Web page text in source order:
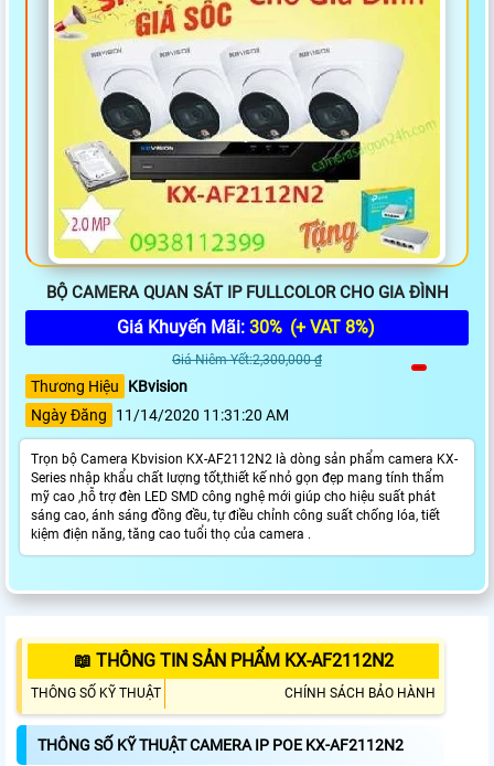
BỘ CAMERA QUAN SÁT IP FULLCOLOR CHO GIA ĐÌNH
Giá Khuyến Mãi: 30% (+ VAT 8%)
Giá Niêm Yết:2,300,000 ₫
Thương Hiệu
KBvision
Ngày Đăng
11/14/2020 11:31:20 AM
Trọn bộ Camera Kbvision KX-AF2112N2 là dòng sản phẩm camera KX-
Series nhập khẩu chất lượng tốt,thiết kế nhỏ gọn đẹp mang tính thẩm
mỹ cao ,hỗ trợ đèn LED SMD công nghệ mới giúp cho hiệu suất phát
sáng cao, ánh sáng đồng đều, tự điều chỉnh công suất chống lóa, tiết
kiệm điện năng, tăng cao tuổi thọ của camera .
📖 THÔNG TIN SẢN PHẨM KX-AF2112N2
THÔNG SỐ KỸ THUẬT CHÍNH SÁCH BẢO HÀNH
THÔNG SỐ KỸ THUẬT CAMERA IP POE KX-AF2112N2